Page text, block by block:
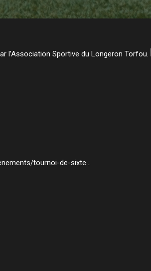
l’Association Sportive du Longeron Torfou.
tournoi-de-sixte…